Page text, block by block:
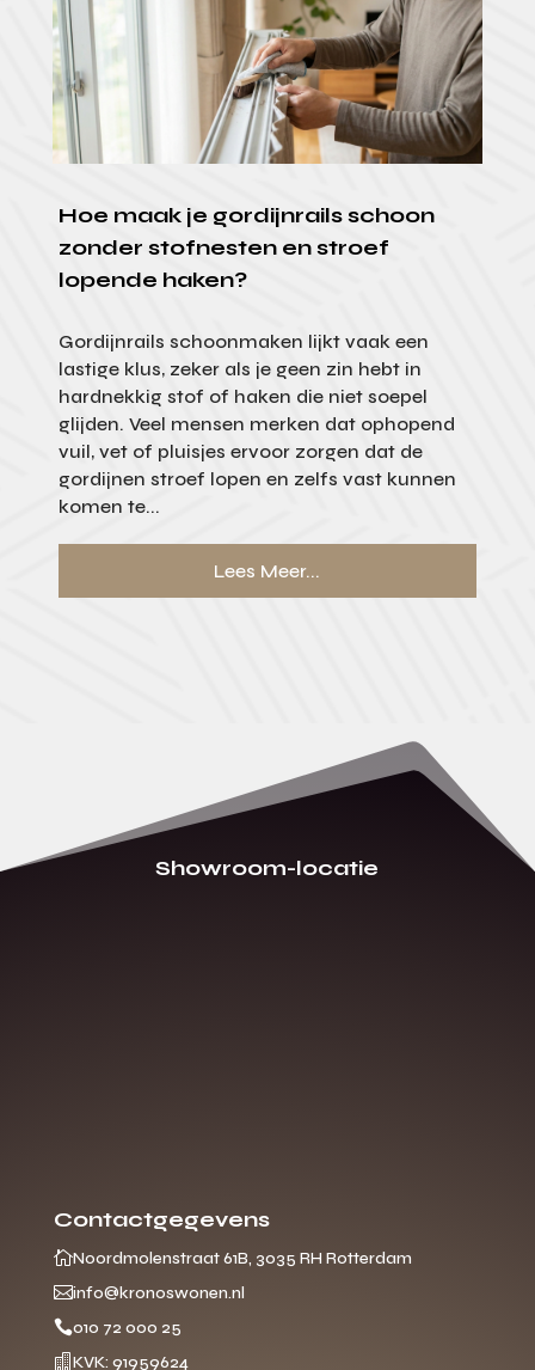
Hoe maak je gordijnrails schoon
zonder stofnesten en stroef
lopende haken?
Gordijnrails schoonmaken lijkt vaak een
lastige klus, zeker als je geen zin hebt in
hardnekkig stof of haken die niet soepel
glijden. Veel mensen merken dat ophopend
vuil, vet of pluisjes ervoor zorgen dat de
gordijnen stroef lopen en zelfs vast kunnen
komen te...
Lees Meer...
Showroom-locatie
Contactgegevens
Noordmolenstraat 61B, 3035 RH Rotterdam
info@kronoswonen.nl
010 72 000 25
 KVK: 91959624